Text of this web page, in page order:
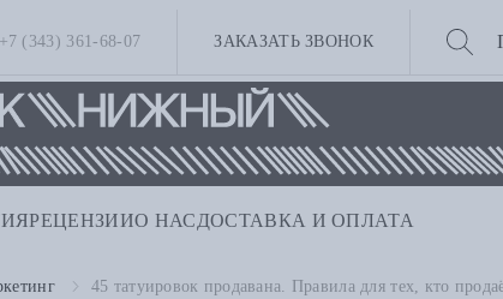
+7 (343) 361-68-07 ЗАКАЗАТЬ ЗВОНОК
РЕЦЕНЗИИО НАС ДОСТАВКА И ОПЛАТА
45 татуировок продавана. Правила для тех, кто